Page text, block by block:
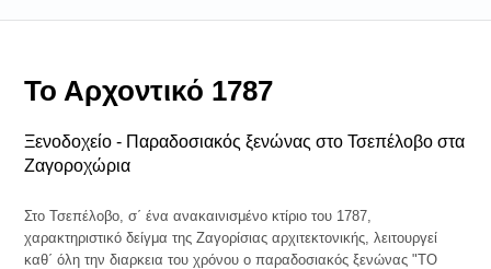
Το Αρχοντικό 1787
Ξενοδοχείο - Παραδοσιακός ξενώνας στο Τσεπέλοβο στα
Ζαγοροχώρια
Στo Τσεπέλοβο, σ΄ ένα ανακαινισμένο κτίριο του 1787,
χαρακτηριστικό δείγμα της Ζαγορίσιας αρχιτεκτονικής, λειτουργεί
καθ΄ όλη την διαρκεια του χρόνου ο παραδοσιακός ξενώνας "ΤΟ